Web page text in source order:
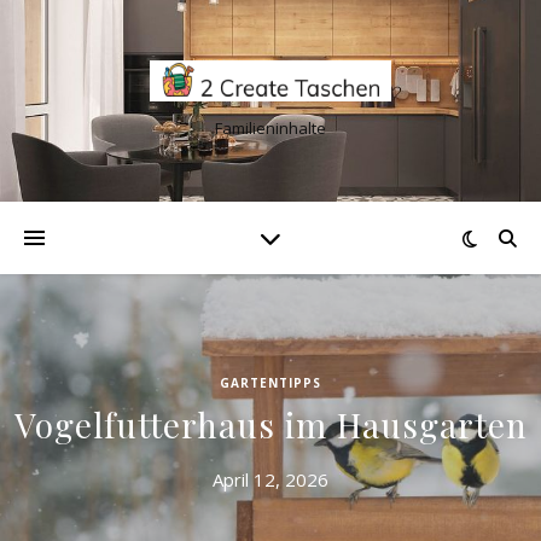
Familieninhalte
GARTENTIPPS
Vogelfutterhaus im Hausgarten
April 12, 2026